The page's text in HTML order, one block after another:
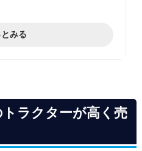
！？ヤンマートラクタ
の選び方と3つのチェ
みる
ラクターが高く売